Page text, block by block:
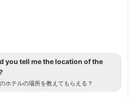
you tell me the location of the
ホテルの場所を教えてもらえる？